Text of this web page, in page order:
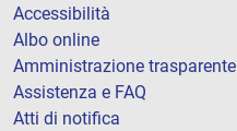
Accessibilità
Albo online
Amministrazione trasparente
Assistenza e FAQ
Atti di notifica